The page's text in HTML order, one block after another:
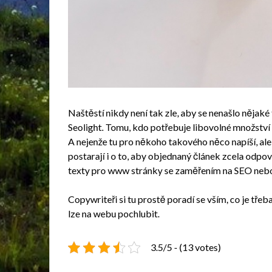
Naštěstí nikdy není tak zle, aby se nenašlo
Seolight. Tomu, kdo potřebuje libovolné
A nejenže tu pro někoho takového něco napíší,
postarají i o to, aby objednaný článek zcela
texty pro www stránky se zaměřením na SEO
Copywriteři si tu prostě poradí se vším, co je
lze na webu pochlubit.
3.5/5 - (13 votes)